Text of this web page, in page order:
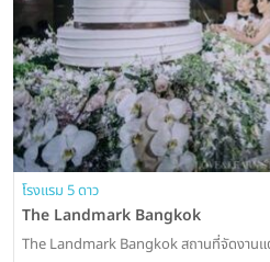
โรงแรม 5 ดาว
The Landmark Bangkok
The Landmark Bangkok สถานที่จัดงาน